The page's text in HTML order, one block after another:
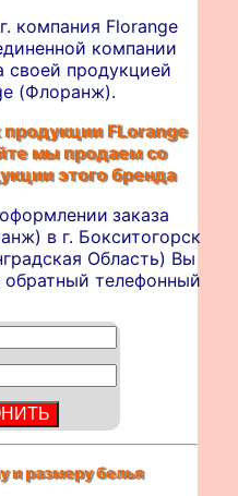
компания Florange
компании
своей продукцией
(Флоранж).
FLorange
мы продаем со
этого бренда
заказа
в г. Бокситогорск
Область) Вы
обратный телефонный
и размеру белья